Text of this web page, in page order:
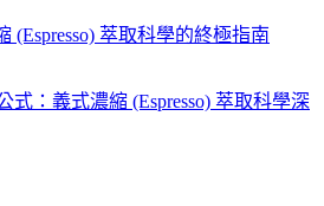
(Espresso) 萃取科學的終極指南
式：義式濃縮 (Espresso) 萃取科學深